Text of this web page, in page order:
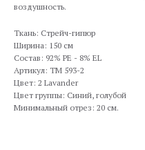
воздушность.
Ткань: Стрейч-гипюр
Ширина: 150 см
Состав: 92% PE - 8% EL
Артикул: TM 593-2
Цвет: 2 Lavander
Цвет группы: Синий, голубой
Минимальный отрез: 20 см.